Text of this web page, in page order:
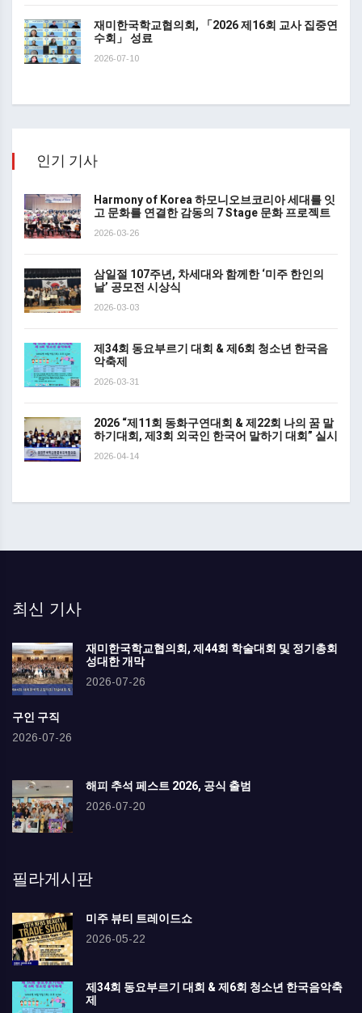
재미한국학교협의회, 「2026 제16회 교사 집중연
수회」 성료
2026-07-10
인기 기사
Harmony of Korea 하모니오브코리아 세대를 잇
고 문화를 연결한 감동의 7 Stage 문화 프로젝트
2026-03-26
삼일절 107주년, 차세대와 함께한 ‘미주 한인의
날’ 공모전 시상식
2026-03-03
제34회 동요부르기 대회 & 제6회 청소년 한국음
악축제
2026-03-31
2026 “제11회 동화구연대회 & 제22회 나의 꿈 말
하기대회, 제3회 외국인 한국어 말하기 대회” 실시
2026-04-14
최신 기사
재미한국학교협의회, 제44회 학술대회 및 정기총회
성대한 개막
2026-07-26
구인 구직
2026-07-26
해피 추석 페스트 2026, 공식 출범
2026-07-20
필라게시판
미주 뷰티 트레이드쇼
2026-05-22
제34회 동요부르기 대회 & 제6회 청소년 한국음악축
제